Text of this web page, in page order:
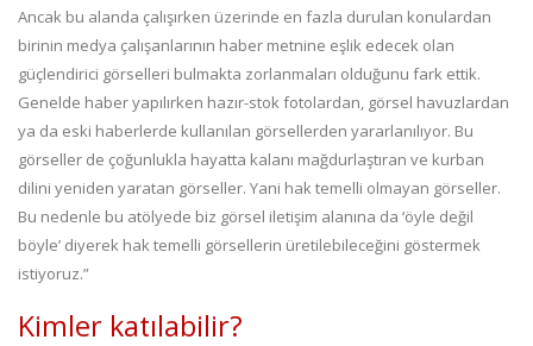
Ancak bu alanda çalışırken üzerinde en fazla durulan konulardan
birinin medya çalışanlarının haber metnine eşlik edecek olan
güçlendirici görselleri bulmakta zorlanmaları olduğunu fark ettik.
Genelde haber yapılırken hazır-stok fotolardan, görsel havuzlardan
ya da eski haberlerde kullanılan görsellerden yararlanılıyor. Bu
görseller de çoğunlukla hayatta kalanı mağdurlaştıran ve kurban
dilini yeniden yaratan görseller. Yani hak temelli olmayan görseller.
Bu nedenle bu atölyede biz görsel iletişim alanına da ‘öyle değil
böyle’ diyerek hak temelli görsellerin üretilebileceğini göstermek
istiyoruz.”
Kimler katılabilir?